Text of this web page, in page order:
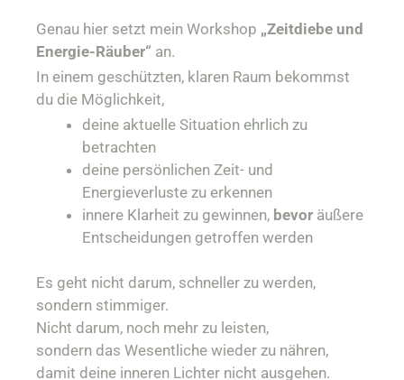
Genau hier setzt mein Workshop „Zeitdiebe und
Energie-Räuber“ an.
In einem geschützten, klaren Raum bekommst
du die Möglichkeit,
deine aktuelle Situation ehrlich zu
betrachten
deine persönlichen Zeit- und
Energieverluste zu erkennen
innere Klarheit zu gewinnen, bevor äußere
Entscheidungen getroffen werden
Es geht nicht darum, schneller zu werden,
sondern stimmiger.
Nicht darum, noch mehr zu leisten,
sondern das Wesentliche wieder zu nähren,
damit deine inneren Lichter nicht ausgehen.